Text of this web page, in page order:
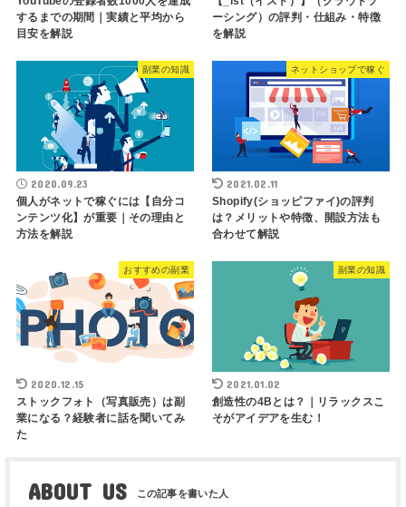
するまでの期間｜実績と平均から
目安を解説
ーシング）の評判・仕組み・特徴
を解説
副業の知識
2020.09.23
個人がネットで稼ぐには【自分コ
ンテンツ化】が重要｜その理由と
方法を解説
ネットショップで稼ぐ
2021.02.11
Shopify(ショッピファイ)の評判
は？メリットや特徴、開設方法も
合わせて解説
おすすめの副業
2020.12.15
ストックフォト（写真販売）は副
業になる？経験者に話を聞いてみ
た
副業の知識
2021.01.02
創造性の4Bとは？｜リラックスこ
そがアイデアを生む！
ABOUT US